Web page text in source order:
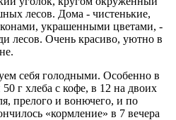
лесов. Дома - чистенькие,
украшенными цветами, -
лесов. Очень красиво, уютно в
себя голодными. Особенно в
г хлеба с кофе, в 12 на двоих
прелого и вонючего, и по
«кормление» в 7 вечера